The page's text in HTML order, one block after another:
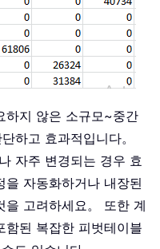
하지 않은 소규모~중간
하고 효과적입니다。
자주 변경되는 경우 효
자동화하거나 내장된
고려하세요。 또한 계
된 복잡한 피벗테이블